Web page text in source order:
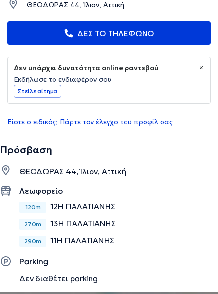
ΘΕΟΔΩΡΑΣ 44, Ίλιον, Αττική
ΔΕΣ ΤΟ ΤΗΛΕΦΩΝΟ
Δεν υπάρχει δυνατότητα online ραντεβού
Εκδήλωσε το ενδιαφέρον σου
Στείλε αίτημα
Είστε ο ειδικός; Πάρτε τον έλεγχο του προφίλ σας
Πρόσβαση
ΘΕΟΔΩΡΑΣ 44, Ίλιον, Αττική
Λεωφορείο
120m 12Η ΠΑΛΑΤΙΑΝΗΣ
270m 13Η ΠΑΛΑΤΙΑΝΗΣ
290m 11Η ΠΑΛΑΤΙΑΝΗΣ
Parking
Δεν διαθέτει parking